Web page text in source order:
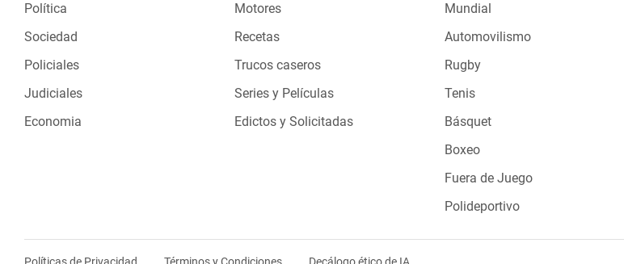
Política
Sociedad
Policiales
Judiciales
Economia
Motores
Recetas
Trucos caseros
Series y Películas
Edictos y Solicitadas
Mundial
Automovilismo
Rugby
Tenis
Básquet
Boxeo
Fuera de Juego
Polideportivo